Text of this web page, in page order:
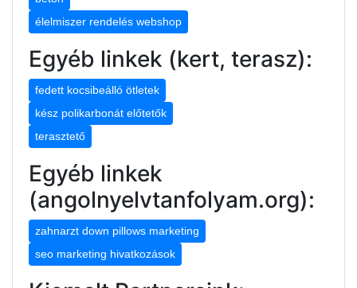
élelmiszer rendelés webshop
Egyéb linkek (kert, terasz):
fedett kocsibeálló ötletek
kész polikarbonát előtetők
terasztető
Egyéb linkek
(angolnyelvtanfolyam.org):
zahnarzt down pillows marketing
seo marketing hivatkozások